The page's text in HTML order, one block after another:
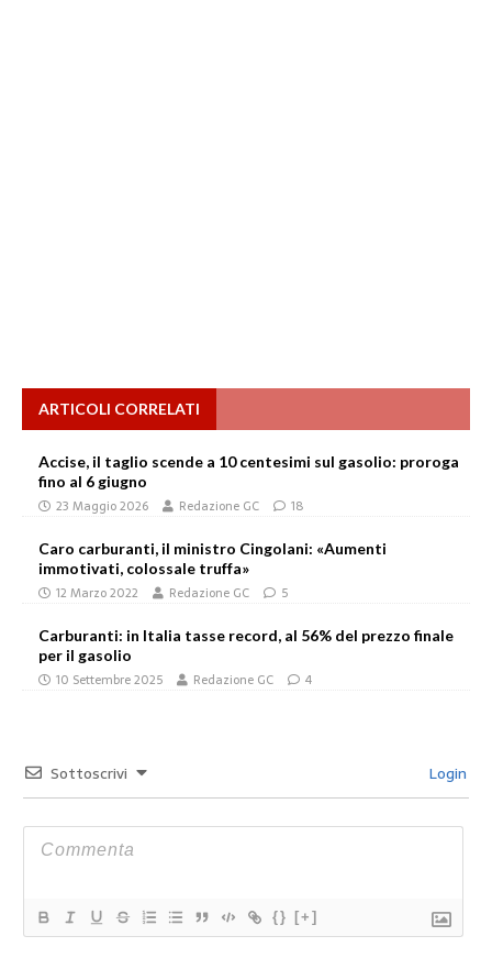
ARTICOLI CORRELATI
Accise, il taglio scende a 10 centesimi sul gasolio: proroga
fino al 6 giugno
23 Maggio 2026 Redazione GC 18
Caro carburanti, il ministro Cingolani: «Aumenti
immotivati, colossale truffa»
12 Marzo 2022 Redazione GC 5
Carburanti: in Italia tasse record, al 56% del prezzo finale
per il gasolio
10 Settembre 2025 Redazione GC 4
Sottoscrivi Login
{} [+]